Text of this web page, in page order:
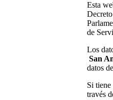
Esta
de
Los
San
datos
Si tiene
través